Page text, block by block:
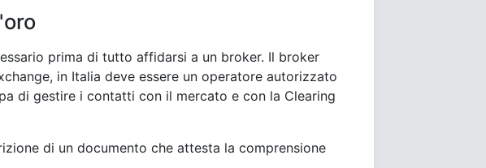
prima di tutto affidarsi a un broker. Il broker
in Italia deve essere un operatore autorizzato
di gestire i contatti con il mercato e con la Clearing
di un documento che attesta la comprensione